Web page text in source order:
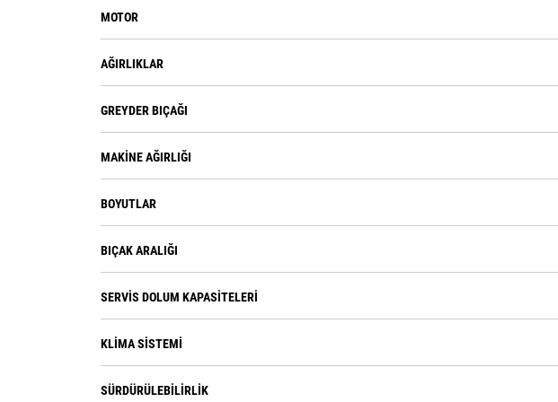
MOTOR
AĞIRLIKLAR
GREYDER BIÇAĞI
MAKINE AĞIRLIĞI
BOYUTLAR
BIÇAK ARALIĞI
SERVIS DOLUM KAPASITELERI
KLIMA SISTEMI
SÜRDÜRÜLEBILIRLIK